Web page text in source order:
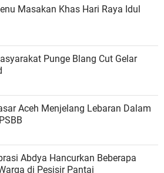
Masakan Khas Hari Raya Idul
Blang Cut Gelar
Aceh Menjelang Lebaran Dalam
Abdya Hancurkan Beberapa
di Pesisir Pantai